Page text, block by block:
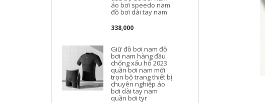
áo bơi speedo nam
đồ bơi dài tay nam
338,000
Giữ đồ bơi nam đồ
bơi nam hàng đầu
chống xấu hổ 2023
quần bơi nam mới
trọn bộ trang thiết bị
chuyên nghiệp áo
bơi dài tay nam
quần bơi tyr
bikini Đồ bơi